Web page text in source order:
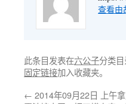
查看由
此条目发表在六公子分类
固定链接加入收藏夹。
← 2014年09月22日 上午